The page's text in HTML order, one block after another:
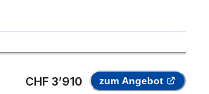
CHF 3’910 zum Angebot